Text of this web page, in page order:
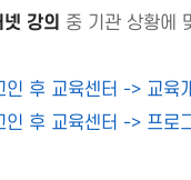
강의 중 기관 상황에
후 교육센터 -> 교육
후 교육센터 -> 프로